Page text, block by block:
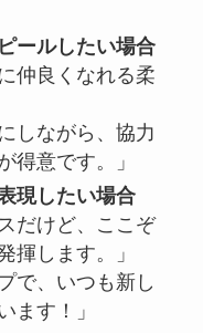
ールしたい場合
仲良くなれる柔
しながら、協力
得意です。」
現したい場合
だけど、ここぞ
揮します。」
で、いつも新し
ます！」